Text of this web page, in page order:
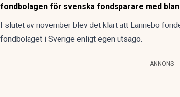
fondbolagen för svenska fondsparare med
I slutet av november blev det klart att Lannebo
fondbolaget i Sverige enligt egen utsago.
ANNONS